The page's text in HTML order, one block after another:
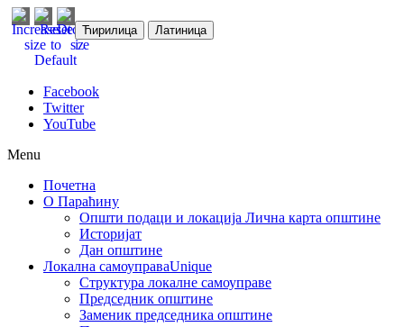
Ћирилица Латиница
Facebook
Twitter
YouTube
Menu
Почетна
О Параћину
Општи подаци и локација Лична карта општине
Историјат
Дан општине
Локална самоуправаUnique
Структура локалне самоуправе
Председник општине
Заменик председника општине